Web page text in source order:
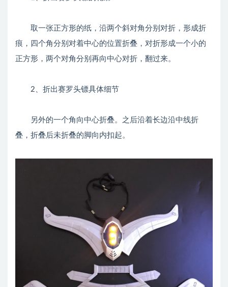
取一张正方形的纸，沿两个斜对角分别对折，形成折
痕，四个角分别对着中心的位置折叠，对折形成一个小的
正方形，两个对角分别再向中心对折，翻过来。
2、折出赛罗头镖具体细节
另外的一个角向中心折叠。之后沿着长边沿中线折
叠，折叠后未折叠的脚向内扣起。